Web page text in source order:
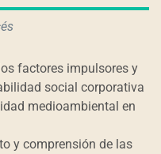
factores impulsores y
social corporativa
medioambiental en
y comprensión de las